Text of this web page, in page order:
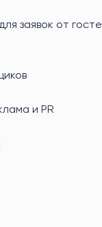
заявок от
и PR